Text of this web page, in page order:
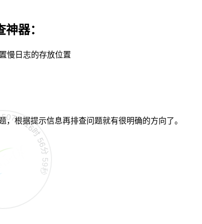
器：
慢日志的存放位置
根据提示信息再排查问题就有很明确的方向了。
16时 57分 0秒